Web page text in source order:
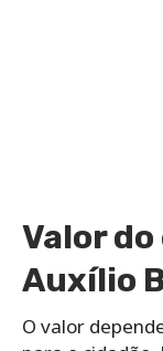
Valor
Auxílio
O valor